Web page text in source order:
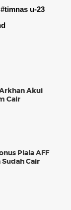
#timnas u-23
Akui
Cair
Piala AFF
Cair